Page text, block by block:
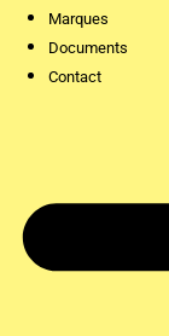
Marques
Documents
Contact